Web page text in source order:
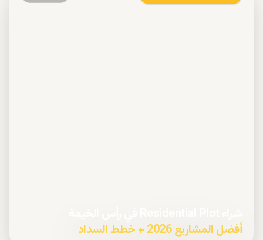
أفضل المشاريع 2026 + خطط السداد